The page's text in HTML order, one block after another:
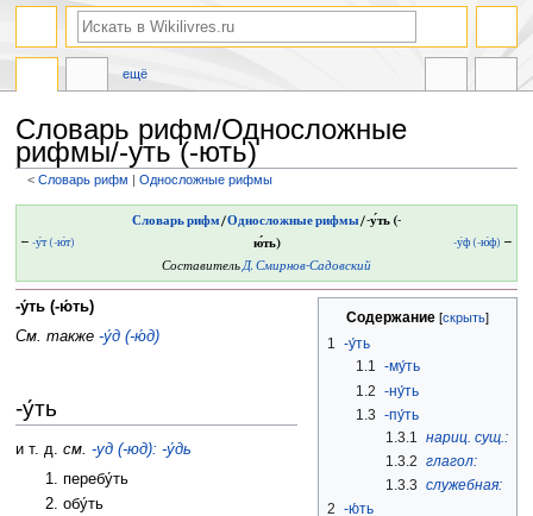
Словарь рифм/Односложные
рифмы/-уть (-ють)
<Словарь рифм ‎ |Односложные рифмы
← -у́т (-ю́т)
Словарь рифм/Односложные рифмы/-у́ть (-
ю́ть)
СоставительД. Смирнов-Садовский
-у́ф (-ю́ф) →
Содержание
1 -у́ть
1.1
-му́ть
1.2
-ну́ть
1.3
-пу́ть
1.3.1
нариц. сущ.:
1.3.2 глагол:
1.3.3 служебная:
2 -ю́ть
-у́ть (-ю́ть)
См. также -у́д (-ю́д)
-у́ть
и т. д. см. -уд (-юд): -у́дь
перебу́ть
обу́ть
ещё